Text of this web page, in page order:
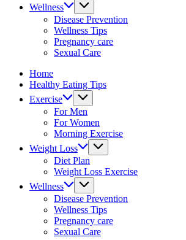
Wellness
Disease Prevention
Wellness Tips
Pregnancy care
Sexual Care
Home
Healthy Eating Tips
Exercise
For Men
For Women
Morning Exercise
Weight Loss
Diet Plan
Weight Loss Exercise
Wellness
Disease Prevention
Wellness Tips
Pregnancy care
Sexual Care